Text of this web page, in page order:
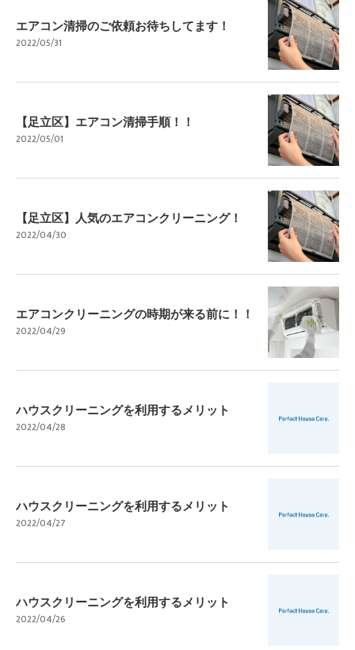
エアコン清掃のご依頼お待ちしてます！
2022/05/31
【足立区】エアコン清掃手順！！
2022/05/01
【足立区】人気のエアコンクリーニング！
2022/04/30
エアコンクリーニングの時期が来る前に！！
2022/04/29
ハウスクリーニングを利用するメリット
2022/04/28
ハウスクリーニングを利用するメリット
2022/04/27
ハウスクリーニングを利用するメリット
2022/04/26